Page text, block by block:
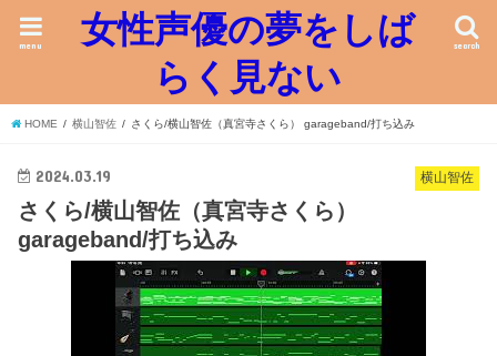
女性声優の夢をしば
らく見ない
search
menu
HOME 横山智佐 さくら/横山智佐（真宮寺さくら） garageband/打ち込み
横山智佐
2024.03.19
さくら/横山智佐（真宮寺さくら）
garageband/打ち込み